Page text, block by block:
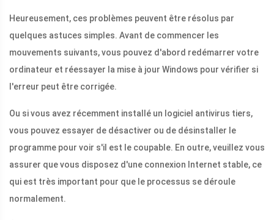
Heureusement, ces problèmes peuvent être résolus par
quelques astuces simples. Avant de commencer les
mouvements suivants, vous pouvez d'abord redémarrer votre
ordinateur et réessayer la mise à jour Windows pour vérifier si
l'erreur peut être corrigée.
Ou si vous avez récemment installé un logiciel antivirus tiers,
vous pouvez essayer de désactiver ou de désinstaller le
programme pour voir s'il est le coupable. En outre, veuillez vous
assurer que vous disposez d'une connexion Internet stable, ce
qui est très important pour que le processus se déroule
normalement.